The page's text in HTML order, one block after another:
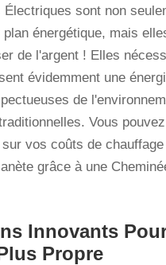
Électriques sont non
énergétique, mais
de l'argent ! Elles
évidemment une
de
Vous
vos coûts de
grâce à une
Innovants
Propre